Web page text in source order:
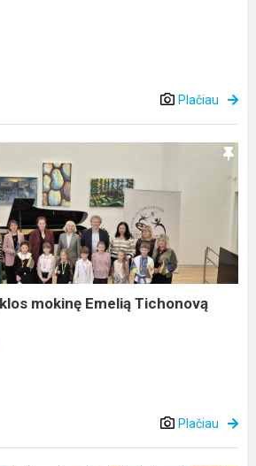
Plačiau
mokinę Emelią Tichonovą
Plačiau